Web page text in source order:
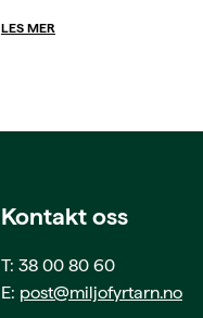
LES MER
Kontakt oss
T: 38 00 80 60
E: post@miljofyrtarn.no